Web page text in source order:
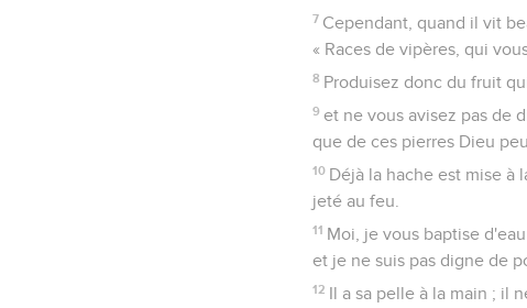
7 Cependant, quand il vit
« Races de vipères, qui
8 Produisez donc du fruit
9 et ne vous avisez pas de
que de ces pierres Dieu
10 Déjà la hache est mise à
jeté au feu.
11 Moi, je vous baptise
et je ne suis pas digne de
12 Il a sa pelle à la main ; il